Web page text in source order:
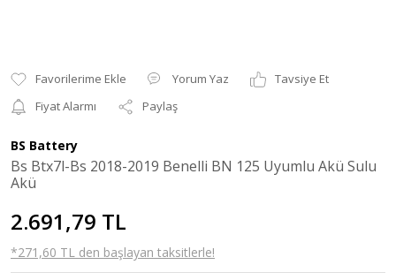
Yorum Yaz
Tavsiye Et
Fiyat Alarmı
Paylaş
BS Battery
Bs Btx7l-Bs 2018-2019 Benelli BN 125 Uyumlu Akü Sulu
Akü
2.691,79 TL
*271,60 TL den başlayan taksitlerle!